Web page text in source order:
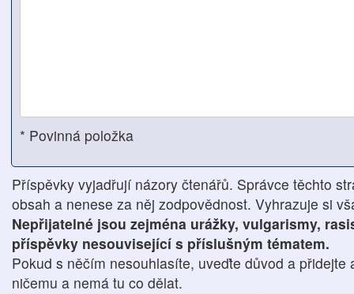
* Povinná položka
Příspěvky vyjadřují názory čtenářů. Správce těchto
obsah a nenese za něj zodpovědnost. Vyhrazuje si
Nepřijatelné jsou zejména urážky, vulgarismy,
příspěvky nesouvisející s příslušným tématem.
Pokud s něčím nesouhlasíte, uveďte důvod a přidejte
ničemu a nemá tu co dělat.